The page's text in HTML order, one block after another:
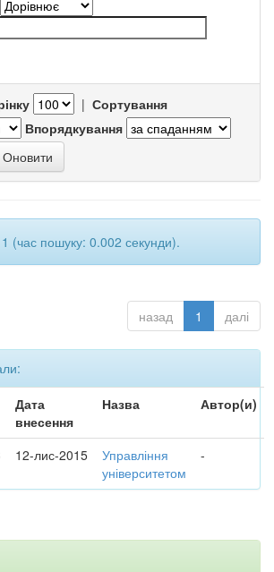
| Сортування
Впорядкування
1 (час пошуку: 0.002 секунди).
назад 1 далі
Дата
внесення
Назва Автор(и)
12-лис-2015
Управління
університетом
-